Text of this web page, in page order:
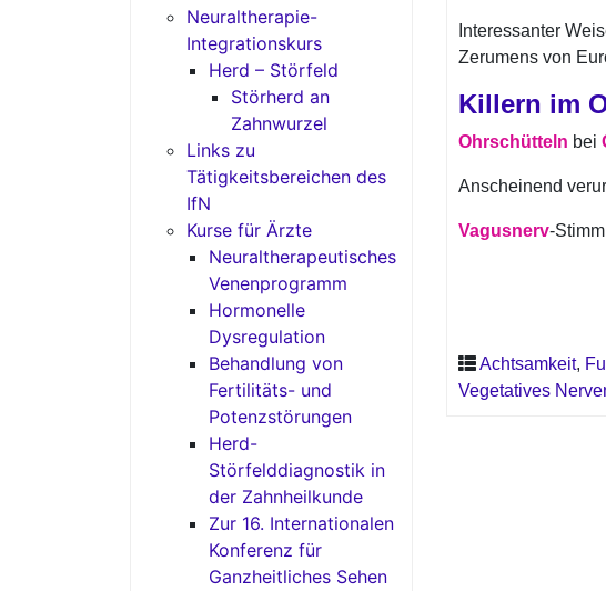
Neuraltherapie-
Integrationskurs
Herd – Störfeld
Störherd an
Zahnwurzel
Links zu
Tätigkeitsbereichen des
IfN
Kurse für Ärzte
Neuraltherapeutisches
Venenprogramm
Hormonelle
Dysregulation
Behandlung von
Fertilitäts- und
Potenzstörungen
Herd-
Störfelddiagnostik in
der Zahnheilkunde
Zur 16. Internationalen
Konferenz für
Ganzheitliches Sehen
Interessanter
Zerumens von
Killern im
Ohrschütteln bei
Anscheinend
Vagusnerv-
Achtsamkeit,
Vegetatives